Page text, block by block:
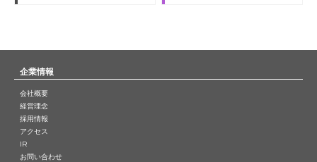
企業情報
会社概要
経営理念
採用情報
アクセス
IR
お問い合わせ